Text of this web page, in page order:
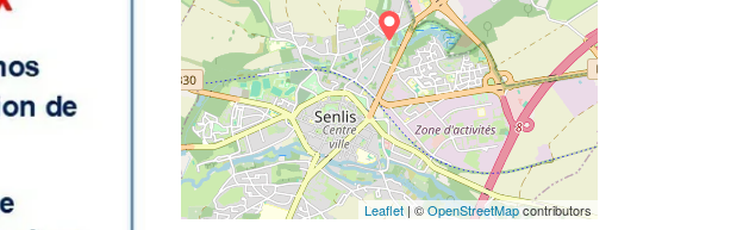
Leaflet| ©OpenStreetMapcontributors